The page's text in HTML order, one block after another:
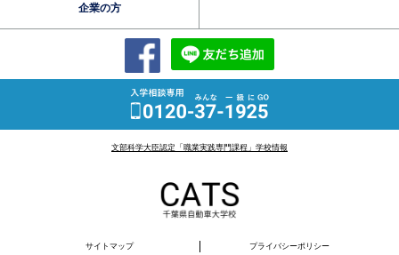
企業の方
文部科学大臣認定「職業実践専門課程」学校情報
サイトマップ プライバシーポリシー